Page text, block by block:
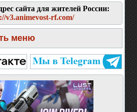
сайта для жителей России:
v3.animevost-rf.com/
меню